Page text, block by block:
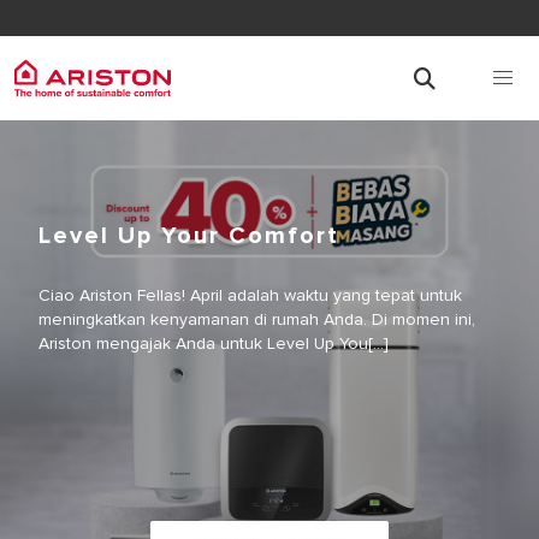
Level Up Your Comfort
Ciao Ariston Fellas! April adalah waktu yang tepat untuk
meningkatkan kenyamanan di rumah Anda. Di momen ini,
Ariston mengajak Anda untuk Level Up You[...]